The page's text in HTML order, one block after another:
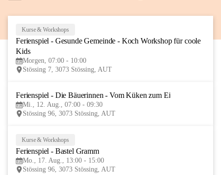
AUG
Kurse & Workshops
Ferienspiel - Gesunde Gemeinde - Koch Workshop für coole
Kids
Morgen, 07:00 - 10:00
Stössing 7, 3073 Stössing, AUT
Ferienspiel - Die Bäuerinnen - Vom Küken zum Ei
Mi., 12. Aug., 07:00 - 09:30
Stössing 96, 3073 Stössing, AUT
Kurse & Workshops
Ferienspiel - Bastel Gramm
Mo., 17. Aug., 13:00 - 15:00
Stössing 96, 3073 Stössing, AUT